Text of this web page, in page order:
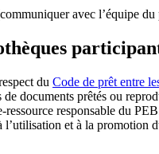
avec l’équipe
du Code de prêt entre
de documents prêtés ou
ressource responsable du
l’utilisation et à la promotion